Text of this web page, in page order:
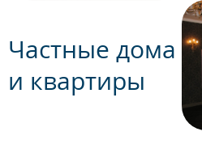
Частные дома
и квартиры